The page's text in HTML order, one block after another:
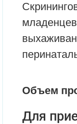
Объем
Для